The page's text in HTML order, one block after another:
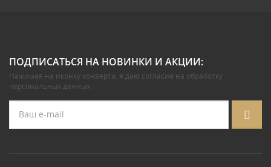
ПОДПИСАТЬСЯ НА НОВИНКИ И АКЦИИ:
Нажимая на иконку конверта, я даю согласие на обработку
персональных данных.